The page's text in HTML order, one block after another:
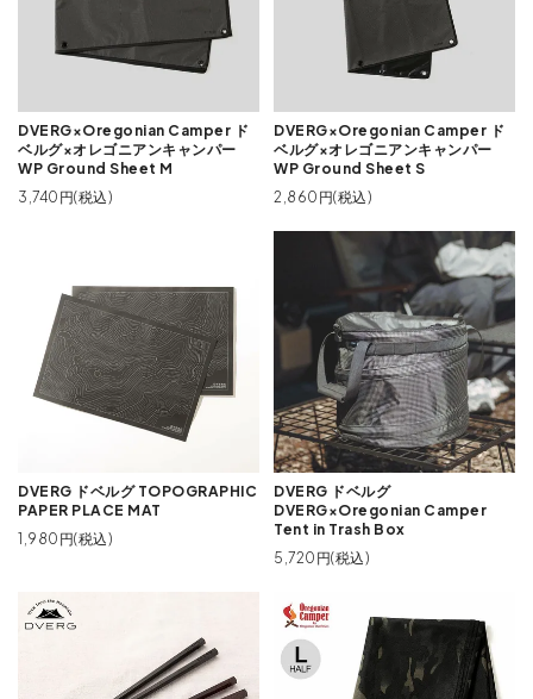
DVERG×Oregonian Camper ド
ベルグ×オレゴニアンキャンパー
WP Ground Sheet M
3,740円(税込)
DVERG×Oregonian Camper ド
ベルグ×オレゴニアンキャンパー
WP Ground Sheet S
2,860円(税込)
DVERG ドベルグ TOPOGRAPHIC
PAPER PLACE MAT
1,980円(税込)
DVERG ドベルグ
DVERG×Oregonian Camper
Tent in Trash Box
5,720円(税込)